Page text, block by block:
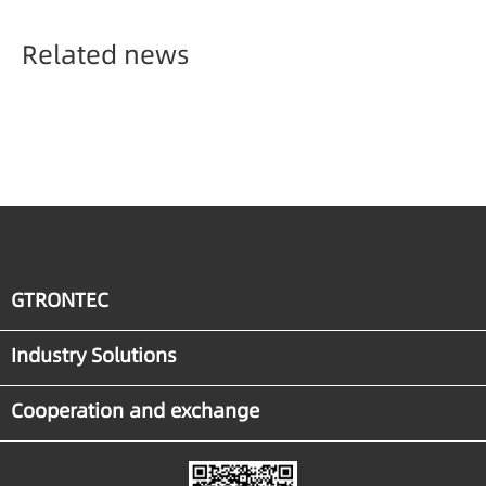
Related news
GTRONTEC
Industry Solutions
Cooperation and exchange